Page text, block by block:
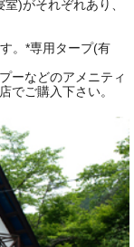
)がそれぞれあり、
。*専用タープ(有
ーなどのアメニティ
でご購入下さい。